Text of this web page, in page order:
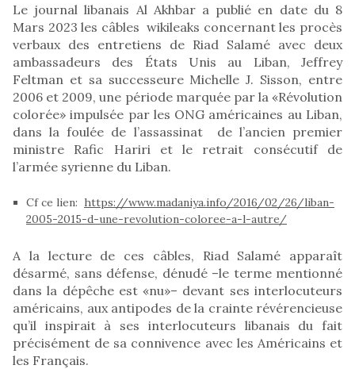
Le journal libanais Al Akhbar a publié en date du 8
Mars 2023 les câbles wikileaks concernant les procès
verbaux des entretiens de Riad Salamé avec deux
ambassadeurs des États Unis au Liban, Jeffrey
Feltman et sa successeure Michelle J. Sisson, entre
2006 et 2009, une période marquée par la «Révolution
colorée» impulsée par les ONG américaines au Liban,
dans la foulée de l’assassinat de l’ancien premier
ministre Rafic Hariri et le retrait consécutif de
l’armée syrienne du Liban.
Cf ce lien: https://www.madaniya.info/2016/02/26/liban-
2005-2015-d-une-revolution-coloree-a-l-autre/
A la lecture de ces câbles, Riad Salamé apparaît
désarmé, sans défense, dénudé –le terme mentionné
dans la dépêche est «nu»– devant ses interlocuteurs
américains, aux antipodes de la crainte révérencieuse
qu’il inspirait à ses interlocuteurs libanais du fait
précisément de sa connivence avec les Américains et
les Français.